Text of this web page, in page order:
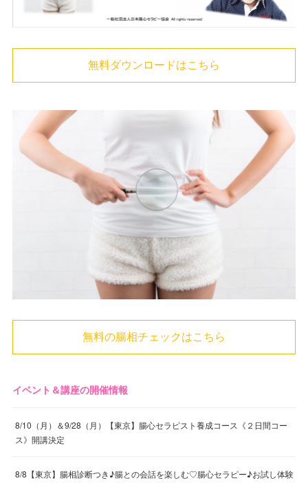
無料ダウンロードはこちら
無料の腸相チェックはこちら
イベント＆講座の開催情報
8/10（月）＆9/28（月）【東京】腸心セラピスト養成コース《２日間コー
ス》開講決定
8/8【東京】腸相診断つき♪腸との会話を楽しむ♡腸心セラピー♪お試し体験